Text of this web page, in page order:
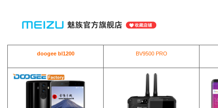
vernee
doogee bl1200 BV9500 PRO